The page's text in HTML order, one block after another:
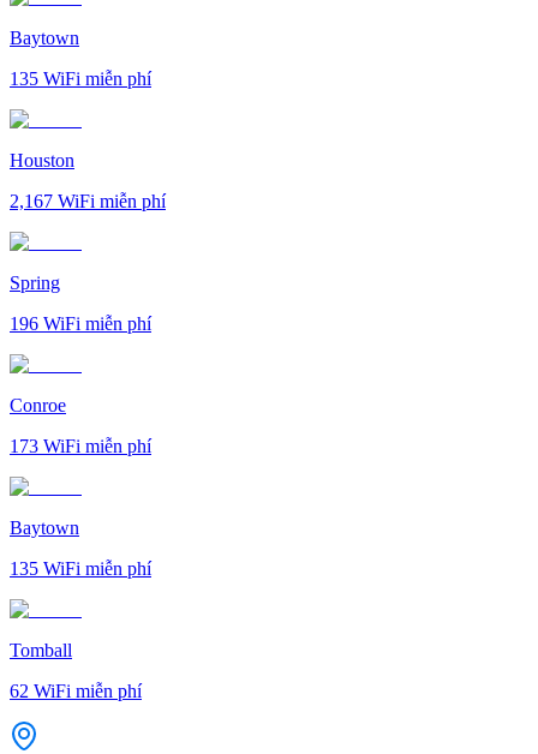
Baytown
135 WiFi miễn phí
Houston
2,167 WiFi miễn phí
Spring
196 WiFi miễn phí
Conroe
173 WiFi miễn phí
Baytown
135 WiFi miễn phí
Tomball
62 WiFi miễn phí